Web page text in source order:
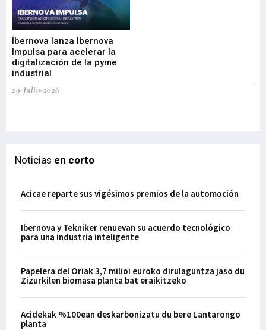
Ibernova lanza Ibernova
Impulsa para acelerar la
digitalización de la pyme
industrial
29-Julio-2026
Noticias en corto
Acicae reparte sus vigésimos premios de la automoción
Ibernova y Tekniker renuevan su acuerdo tecnológico
para una industria inteligente
Papelera del Oriak 3,7 milioi euroko dirulaguntza jaso du
Zizurkilen biomasa planta bat eraikitzeko
Acidekak %100ean deskarbonizatu du bere Lantarongo
planta